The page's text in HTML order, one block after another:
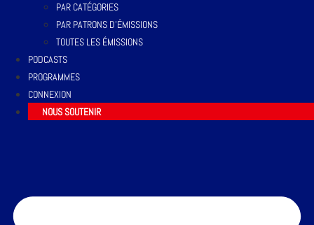
PAR CATÉGORIES
PAR PATRONS D’ÉMISSIONS
TOUTES LES ÉMISSIONS
PODCASTS
PROGRAMMES
CONNEXION
NOUS SOUTENIR